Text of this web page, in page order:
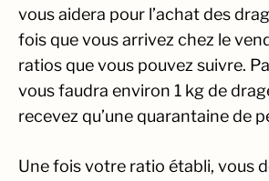
vous aidera pour l’achat des
fois que vous arrivez chez le
ratios que vous pouvez suivre.
vous faudra environ 1 kg de
recevez qu’une quarantaine de
Une fois votre ratio établi, vous